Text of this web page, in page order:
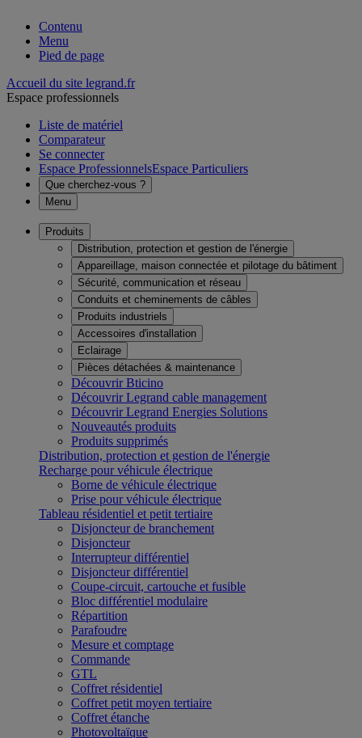
Contenu
Menu
Pied de page
Accueil du site legrand.fr
Espace professionnels
Liste de matériel
Comparateur
Se connecter
Espace ProfessionnelsEspace Particuliers
Que cherchez-vous ?
Menu
Produits
Distribution, protection et gestion de l'énergie
Appareillage, maison connectée et pilotage du bâtiment
Sécurité, communication et réseau
Conduits et cheminements de câbles
Produits industriels
Accessoires d'installation
Eclairage
Pièces détachées & maintenance
Découvrir Bticino
Découvrir Legrand cable management
Découvrir Legrand Energies Solutions
Nouveautés produits
Produits supprimés
Distribution, protection et gestion de l'énergie
Recharge pour véhicule électrique
Borne de véhicule électrique
Prise pour véhicule électrique
Tableau résidentiel et petit tertiaire
Disjoncteur de branchement
Disjoncteur
Interrupteur différentiel
Disjoncteur différentiel
Coupe-circuit, cartouche et fusible
Bloc différentiel modulaire
Répartition
Parafoudre
Mesure et comptage
Commande
GTL
Coffret résidentiel
Coffret petit moyen tertiaire
Coffret étanche
Photovoltaïque